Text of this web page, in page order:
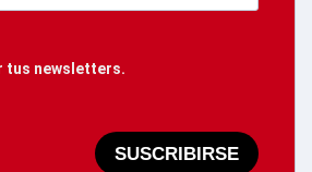
tus newsletters.
SUSCRIBIRSE